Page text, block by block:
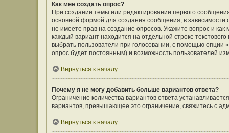
Как мне создать опрос?
При создании темы или редактировании первого
основной формой для создания сообщения, в зависимости
не имеете прав на создание опросов. Укажите вопрос и
каждый вариант находится на отдельной строке
выбрать пользователи при голосовании, с помощью опции
опрос будет постоянным) и возможность пользователей
Вернуться к началу
Почему я не могу добавить больше вариантов ответа?
Ограничение количества вариантов ответа
вариантов, превышающее это ограничение, свяжитесь с
Вернуться к началу